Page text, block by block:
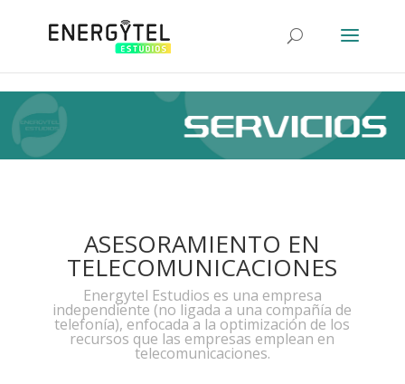
ASESORAMIENTO EN
TELECOMUNICACIONES
Energytel Estudios es una empresa
independiente (no ligada a una compañía de
telefonía), enfocada a la optimización de los
recursos que las empresas emplean en
telecomunicaciones.